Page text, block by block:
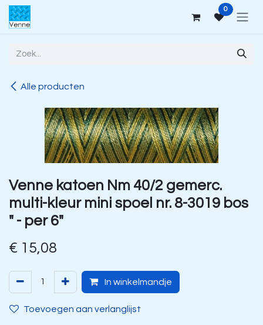
Overslaan naar inhoud 0
Alle producten
Venne katoen Nm 40/2 gemerc.
multi-kleur mini spoel nr. 8-3019 bos
" - per 6"
€ 15,08
In winkelmandje
Toevoegen aan verlanglijst